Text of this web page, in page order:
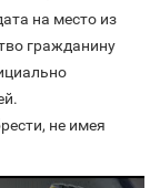
на место из
гражданину
не имея